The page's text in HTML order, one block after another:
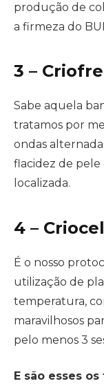
produção de
a firmeza do
3 –
Sabe aquela
tratamos por
ondas
flacidez de
localizada.
4 –
É o nosso
utilização de
temperatura,
maravilhosos
pelo menos 3
E são esses